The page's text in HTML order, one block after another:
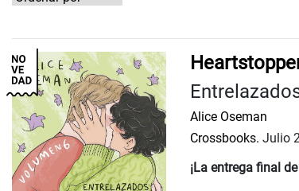
Alice Oseman
Crossbooks. Julio
¡La entrega final